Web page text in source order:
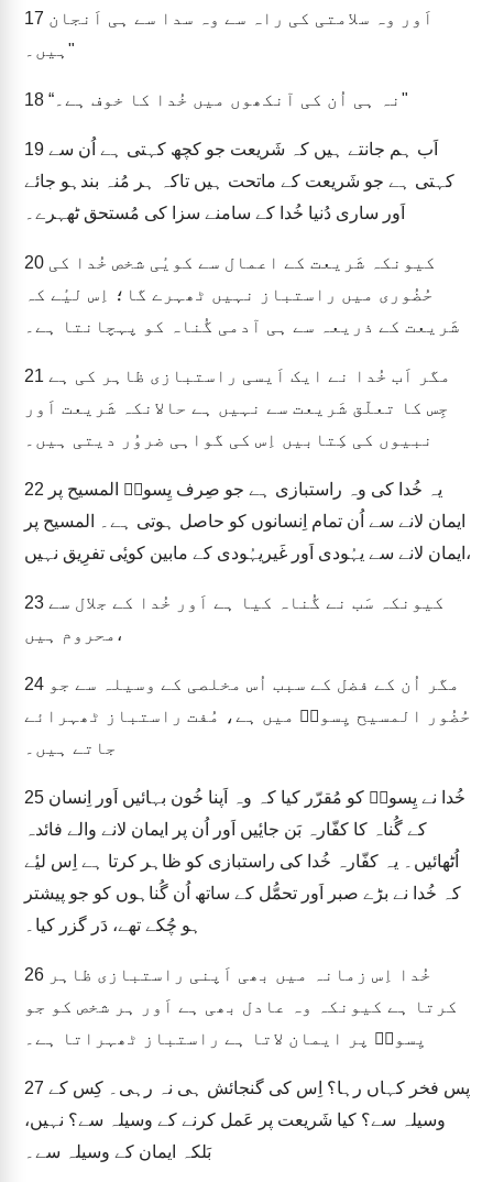
17
ہیں۔"
18 “نہ ہی اُن کی آنکھوں میں خُدا کا خوف ہے۔"
19
کہتی ہے جو شَریعت کے ماتحت ہیں تاکہ ہر مُنہ بندہو جائے
اَور ساری دُنیا خُدا کے سامنے سزا کی مُستحق ٹھہرے۔
20
حُضُوری میں راستباز نہیں ٹھہرے گا؛ اِس لیٔے کہ
شَریعت کے ذریعہ سے ہی آدمی گُناہ کو پہچانتا ہے۔
21
جِس کا تعلّق شَریعت سے نہیں ہے حالانکہ شَریعت اَور
نبیوں کی کِتابیں اِس کی گواہی ضروُر دیتی ہیں۔
22
ایمان لانے سے اُن تمام اِنسانوں کو حاصل ہوتی ہے۔ المسیح پر
ایمان لانے سے یہُودی اَور غَیریہُودی کے مابین کویٔی تفرِیق نہیں،
23
محروم ہیں،
24
حُضُور المسیح یِسوعؔ میں ہے، مُفت راستباز ٹھہرائے
جاتے ہیں۔
25
کے گُناہ کا کفّارہ بَن جایٔیں اَور اُن پر ایمان لانے والے فائدہ
اُٹھائیں۔ یہ کفّارہ خُدا کی راستبازی کو ظاہر کرتا ہے اِس لیٔے
کہ خُدا نے بڑے صبر اَور تحمُّل کے ساتھ اُن گُناہوں کو جو پیشتر
ہو چُکے تھے، دَر گزر کیا۔
26
کرتا ہے کیونکہ وہ عادل بھی ہے اَور ہر شخص کو جو
یِسوعؔ پر ایمان لاتا ہے راستباز ٹھہراتا ہے۔
27
وسیلہ سے؟ کیا شَریعت پر عَمل کرنے کے وسیلہ سے؟ نہیں،
بَلکہ ایمان کے وسیلہ سے۔